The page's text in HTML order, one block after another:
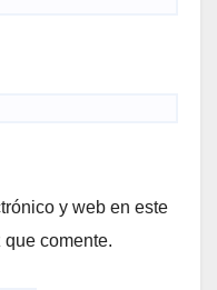
y web en este
comente.